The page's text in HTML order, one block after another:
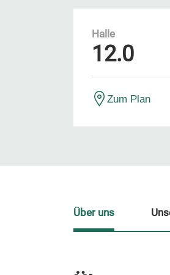
Halle
12.0
Zum Plan
Über uns